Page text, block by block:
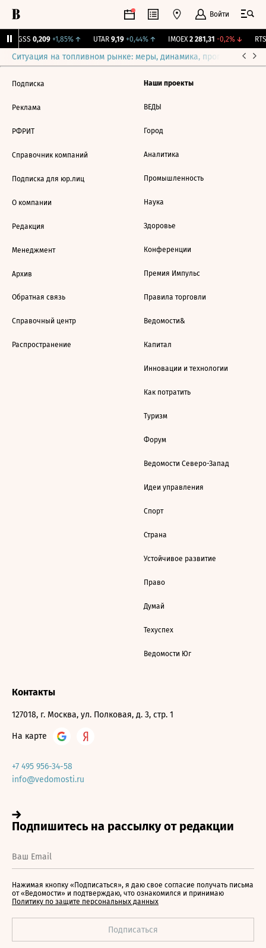
Войти
RGSS 0,209 +1,85%↑ UTAR 9,19 +0,44%↑ IMOEX 2 281,31 -0,2%↓ RTSI
Ситуация на топливном рынке: меры, динамика, прогнозы
Подписка
Реклама
РФРИТ
Справочник компаний
Подписка для юр.лиц
О компании
Редакция
Менеджмент
Архив
Обратная связь
Справочный центр
Распространение
Наши проекты
ВЕДЫ
Город
Аналитика
Промышленность
Наука
Здоровье
Конференции
Премия Импульс
Правила торговли
Ведомости&
Капитал
Инновации и технологии
Как потратить
Туризм
Форум
Ведомости Северо-Запад
Идеи управления
Спорт
Страна
Устойчивое развитие
Право
Думай
Техуспех
Ведомости Юг
Контакты
127018, г. Москва, ул. Полковая, д. 3, стр. 1
На карте
+7 495 956-34-58
info@vedomosti.ru
Нажимая кнопку «Подписаться», я даю свое согласие получать письма
от «Ведомости» и подтверждаю, что ознакомился и принимаю
Политику по защите персональных данных